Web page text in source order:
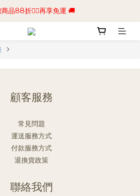
會員領$50💰購物金📢立即註冊
品88折🧔‍♂️再享免運 🚚
會員領$50💰購物金📢立即註冊
顧客服務
常見問題
運送服務方式
付款服務方式
退換貨政策
聯絡我們